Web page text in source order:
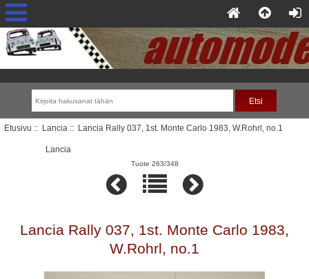
Etusivu :: Lancia :: Lancia Rally 037, 1st. Monte Carlo 1983, W.Rohrl, no.1
Lancia
Tuote 263/348
Lancia Rally 037, 1st. Monte Carlo 1983,
W.Rohrl, no.1